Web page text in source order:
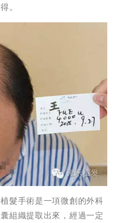
。
髮手術是一項微創的外科
組織提取出來，經過一定